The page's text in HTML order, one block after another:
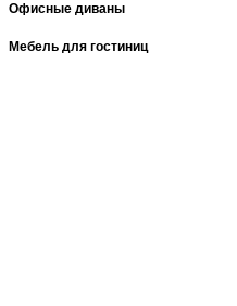
Офисные диваны
Мебель для гостиниц